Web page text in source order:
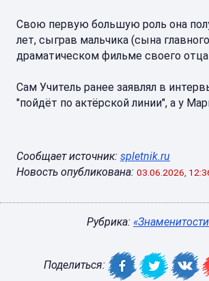
Свою первую большую роль она
лет, сыграв мальчика (сына
драматическом фильме своего
Сам Учитель ранее заявлял в
"пойдёт по актёрской линии", а у
Сообщает источник: spletnik.ru
Новость опубликована: 03.06.2026,
Рубрика:
Поделиться: